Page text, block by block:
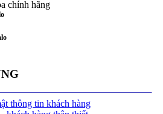
thông tin khách hàng